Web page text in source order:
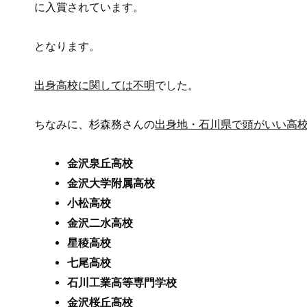
に入賞されています。
となります。
出身高校に関しては不明でした。
ちなみに、杉森務さんの出身地・石川県で頭がいい高
金沢泉丘高校
金沢大学附属高校
小松高校
金沢二水高校
星稜高校
七尾高校
石川工業高等専門学校
金沢桜丘高校